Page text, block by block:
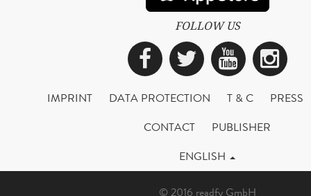
FOLLOW US
Facebook
Twitter
IMPRINT DATA PROTECTION T & C
PRESS
CONTACT
PUBLISHER
ENGLISH
© 2016 readfy GmbH